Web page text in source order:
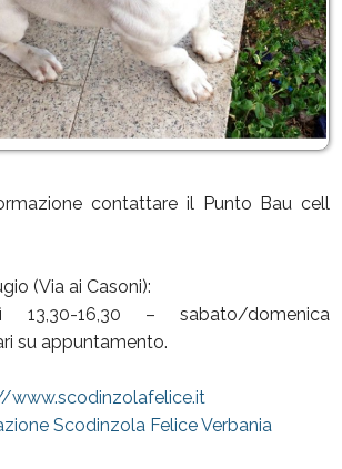
contattare il Punto Bau cell
(Via ai Casoni):
13,30-16,30 – sabato/domenica
su appuntamento.
www.scodinzolafelice.it
Scodinzola Felice Verbania